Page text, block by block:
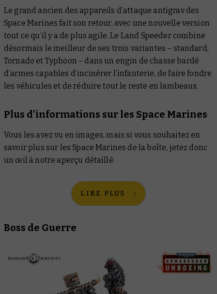
Le grand ancien des appareils d’attaque antigrav des
Space Marines fait son retour, avec une nouvelle version
tout ce qu’il y a de plus agile. Le Land Speeder combine
désormais le meilleur de ses trois variantes – standard,
Tornado et Typhoon – dans un engin de chasse bardé
d’armes capables d’incinérer l’infanterie, de faire fondre
les véhicules et de réduire tout le reste en lambeaux.
Plus d’informations sur les Space Marines
Vous les avez vu en images, mais si vous souhaitez en
savoir plus sur les Space Marines de la boîte, jetez donc
un œil à notre aperçu détaillé.
LIRE PLUS
Boss de Guerre